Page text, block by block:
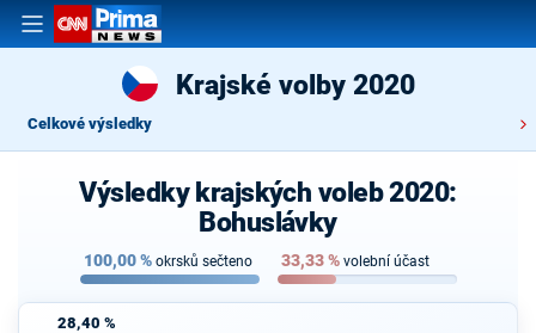
Krajské volby 2020
Celkové výsledky
Výsledky krajských voleb 2020:
Bohuslávky
100,00% okrsků sečteno 33,33% volební účast
28,40 %